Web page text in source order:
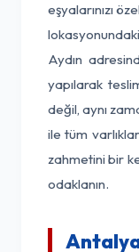
eşyalarınızı
Aydın
yapılarak
değil, aynı
ile tüm
zahmetini bir
odaklanın.
Antalya